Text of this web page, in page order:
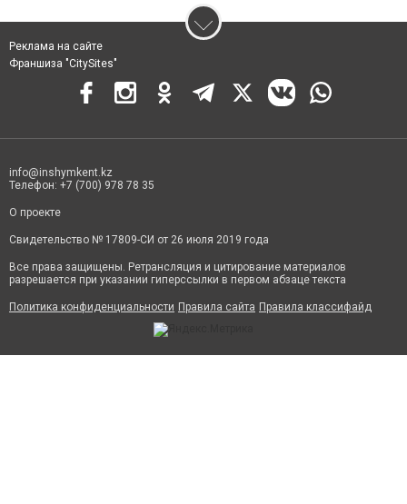
Реклама на сайте
Франшиза "CitySites"
info@inshymkent.kz
Телефон: +7 (700) 978 78 35
О проекте
Свидетельство № 17809-СИ от 26 июля 2019 года
Все права защищены. Ретрансляция и цитирование материалов
разрешается при указании гиперссылки в первом абзаце текста
Политика конфиденциальности Правила сайта Правила классифайд